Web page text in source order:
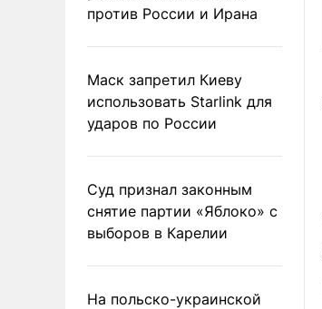
против России и Ирана
Маск запретил Киеву
использовать Starlink для
ударов по России
Суд признал законным
снятие партии «Яблоко» с
выборов в Карелии
На польско-украинской